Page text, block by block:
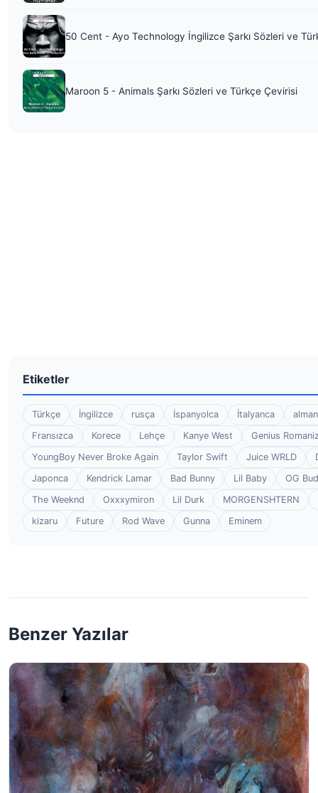
50 Cent - Ayo Technology İngilizce Şarkı Sözleri ve
Maroon 5 - Animals Şarkı Sözleri ve Türkçe Çevirisi
Etiketler
Türkçe İngilizce rusça İspanyolca İtalyanca
Fransızca
Korece Lehçe Kanye West
Genius
YoungBoy Never Broke Again
Taylor Swift Juice WRLD
Japonca
Kendrick Lamar Bad Bunny Lil Baby
OG
The Weeknd
Oxxxymiron Lil Durk
MORGENSHTERN
kizaru
Future Rod Wave Gunna Eminem
Benzer Yazılar